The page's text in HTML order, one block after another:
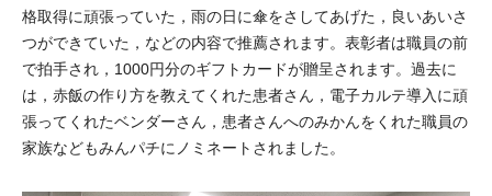
格取得に頑張っていた，雨の日に傘をさしてあげた，良いあいさ
つができていた，などの内容で推薦されます。表彰者は職員の前
で拍手され，1000円分のギフトカードが贈呈されます。過去に
は，赤飯の作り方を教えてくれた患者さん，電子カルテ導入に頑
張ってくれたベンダーさん，患者さんへのみかんをくれた職員の
家族などもみんパチにノミネートされました。